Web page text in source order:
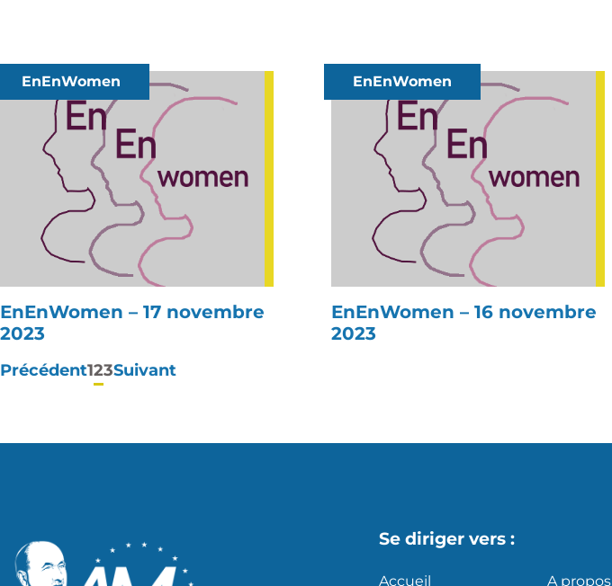
EnEnWomen
EnEnWomen – 17 novembre
2023
EnEnWomen
EnEnWomen – 16 novembre
2023
Pagination
Précédent123Suivant
Se diriger vers :
Accueil A propos